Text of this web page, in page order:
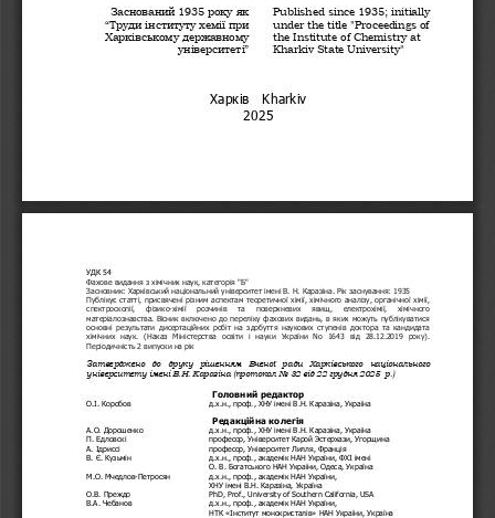
Заснований 1935 року як
“Труди інституту хемії при
Харківському державному
університеті”
Published since 1935; initially
under the title "Proceedings of
the Institute of Chemistry at
Kharkiv State University"
Харків
  Kharkiv
2025
УДК 54
Фахове видання з хімічних наук, категорія "Б"
Засновник: Харківський національний університет імені В. Н. Каразіна. Рік заснування: 1935
Публікує статті, присвячені різним аспектам теоретичної хімії, хімічного аналізу, органічної хімії,
спектроскопії,   фізико-хімії   розчинів   та   поверхневих   явищ,   електрохімії,   хімічного
матеріалознавства.
Вісник включено до переліку фахових видань, в яких можуть публікуватися
основні результати дисертаційних робіт на здобуття наукових ступенів доктора та кандидата
хімічних   наук.   (Наказ   Міністерства   освіти   і   науки   України   No   1643   від   28.12.2019   року).
Періодичність 2 випуски на рік
Затверджено   до   друку   рішенням   Вченої   ради   Харківського   національного
університету імені В.Н. Каразіна (протокол No 32 від 22 грудня 2025 р.)
Головний редактор
О.І. Коробов д.х.н., проф., ХНУ імені В.Н. Каразіна, Україна
Редакційна колегія
А.О. Дорошенко
д.х.н., проф., ХНУ імені В.Н. Каразіна, Україна
П. Едловскі
професор, Університет Карой Эстерхази, Угорщина
А
Ідриссі
професор, Університет Лилля, Франція
В. Є. Кузьмін
д.х.н., проф., академік НАН України, ФХІ імені
О.
В.
Богатського НАН України, Одеса, Україна
М.О. Мчедлов-Петросян
д.х.н., проф., академік НАН України,
ХНУ імені В.Н. Каразіна, Україна
О.В. Преждо
PhD, Prof., University of Southern California, USA
В.А. Чебанов
д.х.н., проф., академік НАН України,
НТК «Інститут монокристалів» НАН України , Україна